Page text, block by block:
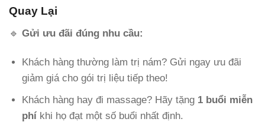
Quay Lại
🔹 Gửi ưu đãi đúng nhu cầu:
Khách hàng thường làm trị nám? Gửi ngay ưu đãi
giảm giá cho gói trị liệu tiếp theo!
Khách hàng hay đi massage? Hãy tặng 1 buổi miễn
phí khi họ đạt một số buổi nhất định.